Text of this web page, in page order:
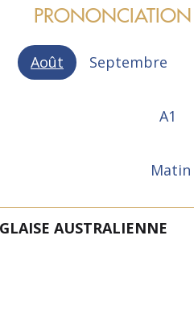
Août Septembre
A1
Matin
AUSTRALIENNE